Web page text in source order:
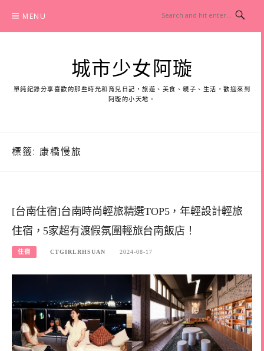
content
MENU
城市少女阿璇
單純紀錄分享喜歡的那些時光和育兒日記，旅遊、美食、親子、生活，歡迎來到
阿璇的小天地。
標籤: 康橋慢旅
[台南住宿]台南時尚輕旅精選TOP5，年輕設計輕旅
住宿，5家超有渡假氛圍輕旅台南飯店！
住宿 CTGIRLRHSUAN 2024-08-17